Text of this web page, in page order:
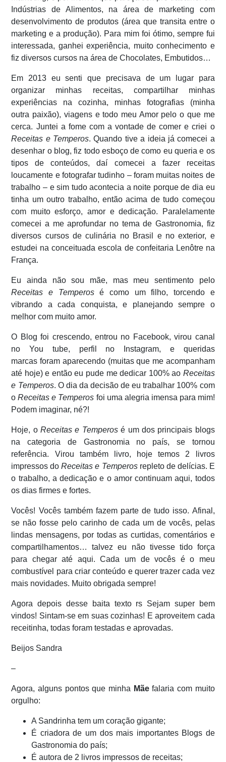
Indústrias de Alimentos, na área de marketing com
desenvolvimento de produtos (área que transita entre o
marketing e a produção). Para mim foi ótimo, sempre fui
interessada, ganhei experiência, muito conhecimento e
fiz diversos cursos na área de Chocolates, Embutidos…
Em 2013 eu senti que precisava de um lugar para
organizar minhas receitas, compartilhar minhas
experiências na cozinha, minhas fotografias (minha
outra paixão), viagens e todo meu Amor pelo o que me
cerca. Juntei a fome com a vontade de comer e criei o
Receitas e Temperos. Quando tive a ideia já comecei a
desenhar o blog, fiz todo esboço de como eu queria e os
tipos de conteúdos, daí comecei a fazer receitas
loucamente e fotografar tudinho – foram muitas noites de
trabalho – e sim tudo acontecia a noite porque de dia eu
tinha um outro trabalho, então acima de tudo começou
com muito esforço, amor e dedicação. Paralelamente
comecei a me aprofundar no tema de Gastronomia, fiz
diversos cursos de culinária no Brasil e no exterior, e
estudei na conceituada escola de confeitaria Lenôtre na
França.
Eu ainda não sou mãe, mas meu sentimento pelo
Receitas e Temperosé como um filho, torcendo e
vibrando a cada conquista, e planejando sempre o
melhor com muito amor.
O Blog foi crescendo, entrou no Facebook, virou canal
no You tube, perfil no Instagram, e queridas
marcas foram aparecendo (muitas que me acompanham
até hoje) e então eu pude me dedicar 100% ao Receitas
e Temperos. O dia da decisão de eu trabalhar 100% com
oReceitas e Temperos foi uma alegria imensa para mim!
Podem imaginar, né?!
Hoje, oReceitas e Temperosé um dos principais blogs
na categoria de Gastronomia no país, se tornou
referência. Virou também livro, hoje temos 2 livros
impressos doReceitas e Temperosrepleto de delícias. E
o trabalho, a dedicação e o amor continuam aqui, todos
os dias firmes e fortes.
Vocês! Vocês também fazem parte de tudo isso. Afinal,
se não fosse pelo carinho de cada um de vocês, pelas
lindas mensagens, por todas as curtidas, comentários e
compartilhamentos… talvez eu não tivesse tido força
para chegar até aqui. Cada um de vocês é o meu
combustível para criar conteúdo e querer trazer cada vez
mais novidades. Muito obrigada sempre!
Agora depois desse baita texto rs Sejam super bem
vindos! Sintam-se em suas cozinhas! E aproveitem cada
receitinha, todas foram testadas e aprovadas.
Beijos Sandra
–
Agora, alguns pontos que minha Mãefalaria com muito
orgulho:
A Sandrinha tem um coração gigante;
É criadora de um dos mais importantes Blogs de
Gastronomia do país;
É autora de 2 livros impressos de receitas;